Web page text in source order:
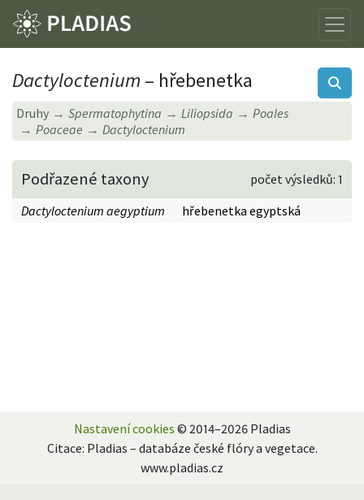
Dactyloctenium – hřebenetka
Druhy Spermatophytina Liliopsida
Poales
Poaceae
Dactyloctenium
Podřazené taxony
počet výsledků: 1
Dactyloctenium aegyptium
hřebenetka egyptská
Nastavení cookies © 2014–2026 Pladias
Citace: Pladias – databáze české flóry a vegetace.
www.pladias.cz